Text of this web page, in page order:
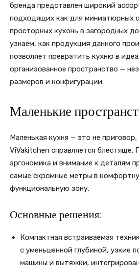
бренда представлен широкий
подходящих как для миниатюрных
просторных кухонь в загородных
узнаем, как продукция данного
позволяет превратить кухню в
организованное пространство —
размеров и конфигурации.
Маленькие
Маленькая кухня — это не
ViVakitchen справляется блестяще.
эргономика и внимание к деталям
самые скромные метры в
функциональную зону.
Основные решения:
Компактная встраиваемая
с уменьшенной глубиной, узкие
машины и вытяжки,